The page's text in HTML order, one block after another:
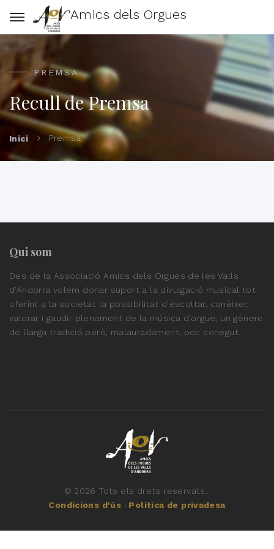
Amics dels Orgues
PREMSA
Recull de Premsa
Inici Premsa
Qui som
Des de la Associació Amics dels Orgues de les Valls
d'Andorra volem donar suport a la divulgació musical tot
oferint a la societat la possibilitat d'escoltar, conèixer,
valorar i gaudir plenament de la música d'orgue, un gènere
de llarga tradició però, malauradament, poc conegut.
© 2026 Tots els drets reservats.
Condicions d'ús i Política de privadesa